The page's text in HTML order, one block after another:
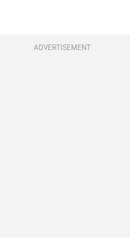
ADVERTISEMENT